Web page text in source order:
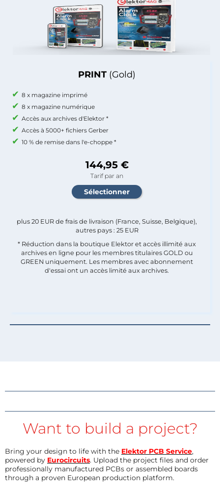
PRINT (Gold)
8 x magazine imprimé
8 x magazine numérique
Accès aux archives d'Elektor *
Accès à 5000+ fichiers Gerber
10 % de remise dans l'e-choppe *
144,95 €
Tarif par an
plus 20 EUR de frais de livraison (France, Suisse, Belgique),
autres pays : 25 EUR
* Réduction dans la boutique Elektor et accès illimité aux
archives en ligne pour les membres titulaires GOLD ou
GREEN uniquement. Les membres avec abonnement
d'essai ont un accès limité aux archives.
Want to build a project?
Bring your design to life with the Elektor PCB Service,
powered by Eurocircuits. Upload the project files and order
professionally manufactured PCBs or assembled boards
through a proven European production platform.